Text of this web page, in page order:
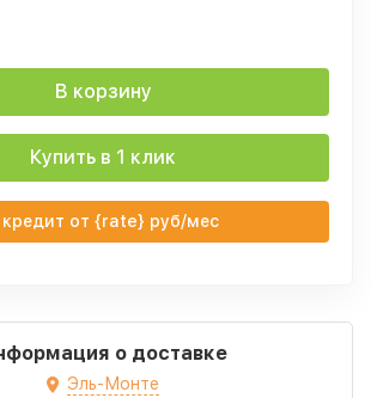
В корзину
Купить в 1 клик
кредит от {rate} руб/мес
о доставке
Эль-Монте